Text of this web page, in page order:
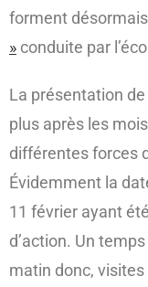
forment désormais
» conduite par
La présentation
plus après les
différentes forces
Évidemment la
11 février ayant
d’action. Un
matin donc,